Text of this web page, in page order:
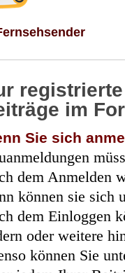
im
Sie sich
dem Anmelden
können sie sich
dem Einloggen
oder weitere
können Sie